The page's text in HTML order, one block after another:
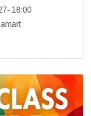
18:00